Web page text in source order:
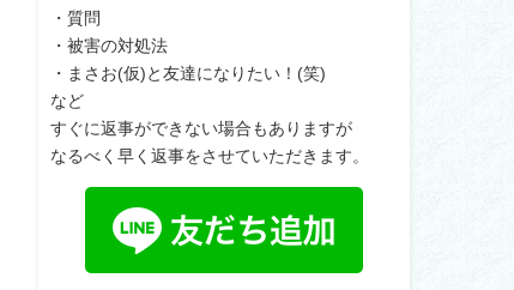
・質問
・被害の対処法
・まさお(仮)と友達になりたい！(笑)
など
すぐに返事ができない場合もありますが
なるべく早く返事をさせていただきます。